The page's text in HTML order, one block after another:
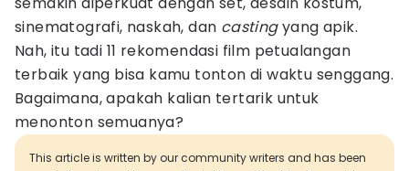
sinematografi, naskah, dan castingyang apik.
Nah, itu tadi 11 rekomendasi film petualangan
terbaik yang bisa kamu tonton di waktu senggang.
Bagaimana, apakah kalian tertarik untuk
menonton semuanya?
This article is written by our community writers and has been